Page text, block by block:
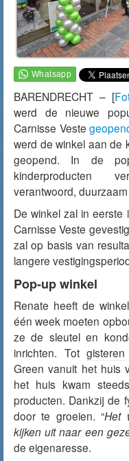
BARENDRECHT – [
werd de nieuwe
Carnisse Veste
werd de winkel aan de
geopend. In de
kinderproducten
verantwoord,
De winkel zal in
Carnisse Veste
zal op basis van
langere
Pop-up winkel
Renate heeft de
één week moeten
ze de sleutel en
inrichten. Totgisteren
Green vanuit het huis
het huis kwam
producten. Dankzij de
door te groeien. “Het
kijken uit naar een
de eigenaresse.